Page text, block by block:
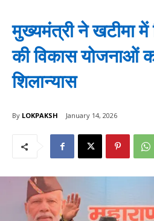
मुख्यमंत्री ने खटीमा
की विकास योजनाओं
शिलान्यास
By LOKPAKSH January 14, 2026